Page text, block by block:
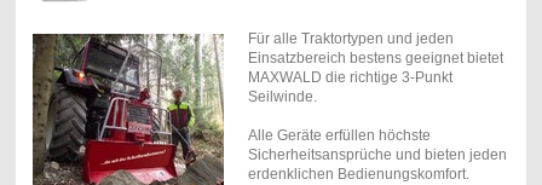
Für alle Traktortypen und jeden
Einsatzbereich bestens geeignet bietet
MAXWALD die richtige 3-Punkt
Seilwinde.
Alle Geräte erfüllen höchste
Sicherheitsansprüche und bieten jeden
erdenklichen Bedienungskomfort.